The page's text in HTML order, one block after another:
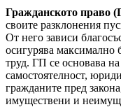
Гражданското право
своите разклонения
От него зависи
осигурява максимално
труд. ГП се основава
самостоятелност,
гражданите пред
имуществени и